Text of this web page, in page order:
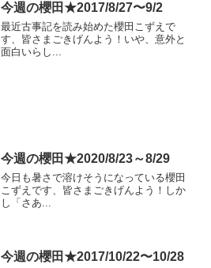
今週の櫻田★2017/8/27〜9/2
最近古事記を読み始めた櫻田こずえで
す、皆さまごきげんよう！いや、意外と
面白いらし...
今週の櫻田★2020/8/23～8/29
今日も暑さで溶けそうになっている櫻田
こずえです、皆さまごきげんよう！しか
し「さあ...
今週の櫻田★2017/10/22〜10/28